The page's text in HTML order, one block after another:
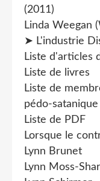
(2011)
Linda Weegan
➤ L'industrie
Liste d'articles
Liste de livres
Liste de
pédo-satanique
Liste de PDF
Lorsque le
Lynn Brunet
Lynn Moss-